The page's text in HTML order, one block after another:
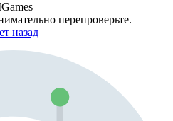
перепроверьте.
назад